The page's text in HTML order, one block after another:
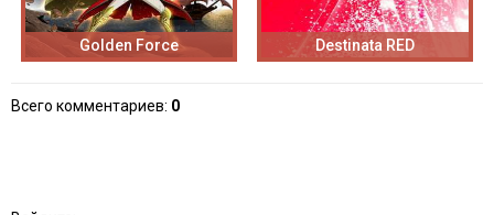
Golden Force Destinata RED
Всего комментариев: 0